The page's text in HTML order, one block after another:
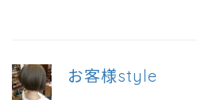
お客様style